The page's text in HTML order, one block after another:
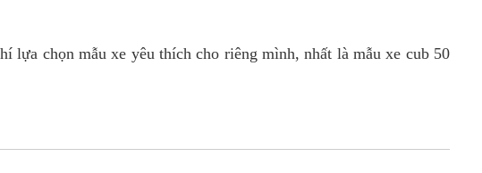
lựa chọn mẫu xe yêu thích cho riêng mình, nhất là mẫu xe cub 50